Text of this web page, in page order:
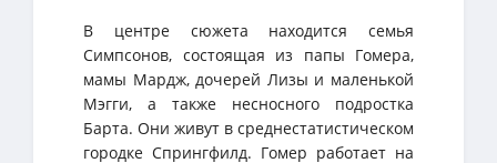
В центре сюжета находится семья
Симпсонов, состоящая из папы Гомера,
мамы Мардж, дочерей Лизы и маленькой
Мэгги, а также несносного подростка
Барта. Они живут в среднестатистическом
городке Спрингфилд. Гомер работает на